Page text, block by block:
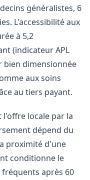
généralistes, 6
L'accessibilité aux
à 5,2
(indicateur APL
bien dimensionnée
aux soins
au tiers payant.
locale par la
dépend du
proximité d'une
conditionne le
après 60